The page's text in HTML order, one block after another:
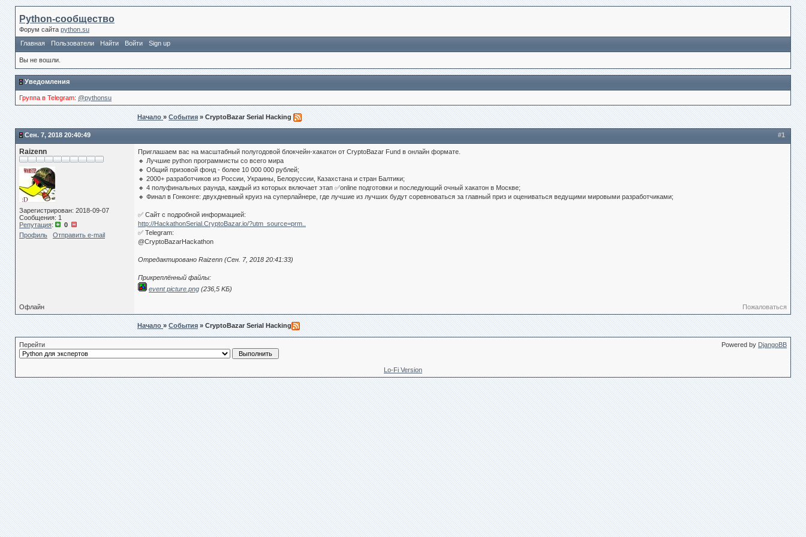
Python-сообщество
Форум сайта python.su
Главная
Пользователи Найти Войти Sign up
Вы не вошли.
Уведомления
Группа в Telegram: @pythonsu
Начало»События » CryptoBazar Serial Hacking
#1
Сен. 7, 2018 20:40:49
Raizenn
Зарегистрирован: 2018-09-07
Сообщения: 1
Репутация:
0
Профиль
Отправить e-mail
Приглашаем вас на масштабный полугодовой блокчейн-хакатон от CryptoBazar Fund в онлайн формате.
🔸 Лучшие python программисты со всего мира
🔸 Общий призовой фонд - более 10 000 000 рублей;
🔸 2000+ разработчиков из России, Украины, Белоруссии, Казахстана и стран Балтики;
🔸 4 полуфинальных раунда, каждый из которых включает этап ✅online подготовки и последующий очный хакатон в Москве;
🔸 Финал в Гонконге: двухдневный круиз на суперлайнере, где лучшие из лучших будут соревноваться за главный приз и оцениваться ведущими мировыми разработчиками;
✅ Сайт с подробной информацией:
http://HackathonSerial.CryptoBazar.io/?utm_source=prm..
✅ Telegram:
@CryptoBazarHackathon
Отредактировано Raizenn (Сен. 7, 2018 20:41:33)
Прикреплённый файлы:
event picture.png (236,5 KБ)
Офлайн Пожаловаться
Начало»События » CryptoBazar Serial Hacking
Перейти Powered by DjangoBB
Lo-Fi Version